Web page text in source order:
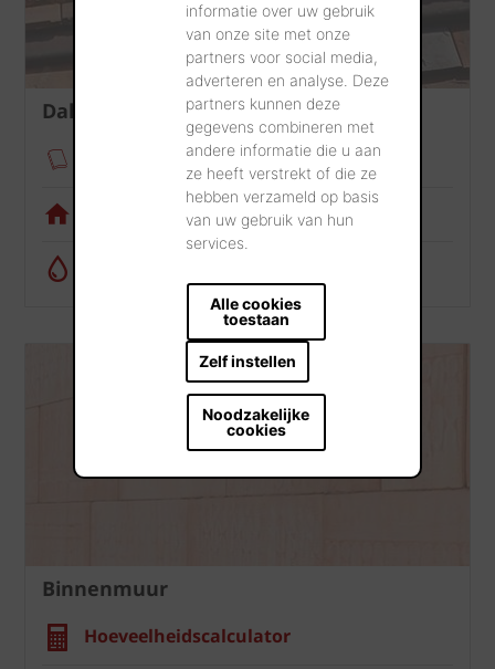
informatie over uw gebruik
van onze site met onze
partners voor social media,
adverteren en analyse. Deze
partners kunnen deze
gegevens combineren met
andere informatie die u aan
ze heeft verstrekt of die ze
hebben verzameld op basis
van uw gebruik van hun
services.
Alle cookies
toestaan
Zelf instellen
Noodzakelijke
cookies
Dak
Verankeringsmodule
Visualisatietool
Binnenmuur
Hoeveelheidscalculator